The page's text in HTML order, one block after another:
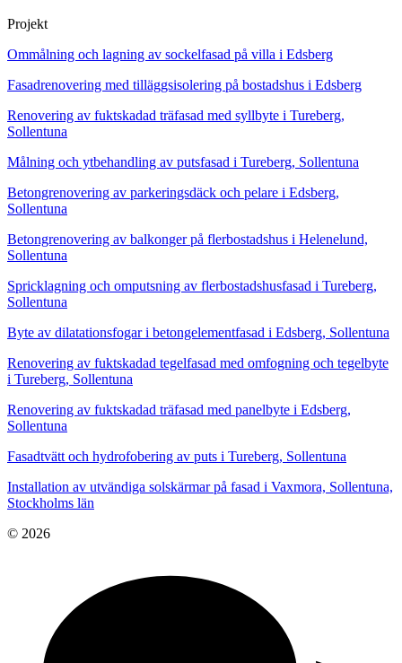
Projekt
Ommålning och lagning av sockelfasad på villa i Edsberg
Fasadrenovering med tilläggsisolering på bostadshus i Edsberg
Renovering av fuktskadad träfasad med syllbyte i Tureberg,
Sollentuna
Målning och ytbehandling av putsfasad i Tureberg, Sollentuna
Betongrenovering av parkeringsdäck och pelare i Edsberg,
Sollentuna
Betongrenovering av balkonger på flerbostadshus i Helenelund,
Sollentuna
Spricklagning och omputsning av flerbostadshusfasad i Tureberg,
Sollentuna
Byte av dilatationsfogar i betongelementfasad i Edsberg, Sollentuna
Renovering av fuktskadad tegelfasad med omfogning och tegelbyte
i Tureberg, Sollentuna
Renovering av fuktskadad träfasad med panelbyte i Edsberg,
Sollentuna
Fasadtvätt och hydrofobering av puts i Tureberg, Sollentuna
Installation av utvändiga solskärmar på fasad i Vaxmora, Sollentuna,
Stockholms län
© 2026